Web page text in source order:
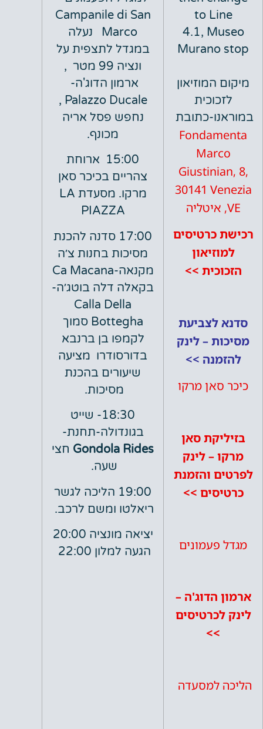
4.1,
כתובת
30141
>>
– לינק
>>
מרקו
סאן
– לינק
והזמנת
>>
–
למסעדה
Campanile di San
Marco נעלה
במגדל לתצפית על
,
ארמון הדוג'ה-
Palazzo Ducale ,
נחפש פסל אריה
15:00 ארוחת
צהריים בכיכר סאן
מרקו. מסעדת LA
PIAZZA
17:00 סדנה להכנת
מסיכות בחנות צ׳ה
מקנאה-Ca Macana
בקאלה דלה בוטג׳ה-
Calla Della
Bottegha סמוך
לקמפו בן ברנבא
בדורסודרו מציעה
שיעורים בהכנת
18:30- שייט
בגונדולה-תחנת-
Gondola Ridesחצי
19:00 הליכה לגשר
ריאלטו ומשם לרכב.
יציאה מונציה 20:00
הגעה למלון 22:00